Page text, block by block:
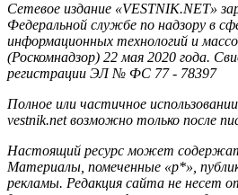
Сетевое издание «VESTNIK.NET»
Федеральной службе по надзору в
информационных технологий и
(Роскомнадзор) 22 мая 2020 года.
регистрации ЭЛ № ФС 77 - 78397
Полное или частичное
vestnik.net возможно только после
Настоящий ресурс может
Материалы, помеченные «р*»,
рекламы. Редакция сайта не несет